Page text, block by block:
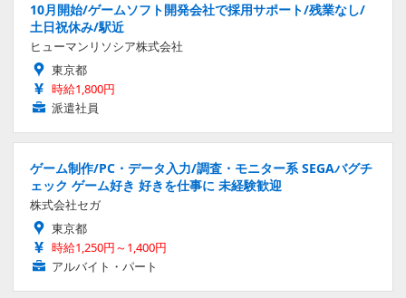
10月開始/ゲームソフト開発会社で採用サポート/残業なし/
土日祝休み/駅近
ヒューマンリソシア株式会社
東京都
時給1,800円
派遣社員
ゲーム制作/PC・データ入力/調査・モニター系 SEGAバグチ
ェック ゲーム好き 好きを仕事に 未経験歓迎
株式会社セガ
東京都
時給1,250円～1,400円
アルバイト・パート